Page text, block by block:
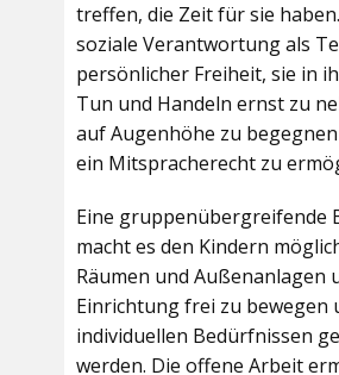
treffen, die Zeit für sie
soziale Verantwortung als
persönlicher Freiheit, sie in
Tun und Handeln ernst zu
auf Augenhöhe zu
ein Mitspracherecht zu
Eine gruppenübergreifende
macht es den Kindern
Räumen und Außenanlagen
Einrichtung frei zu bewegen
individuellen Bedürfnissen
werden. Die offene Arbeit